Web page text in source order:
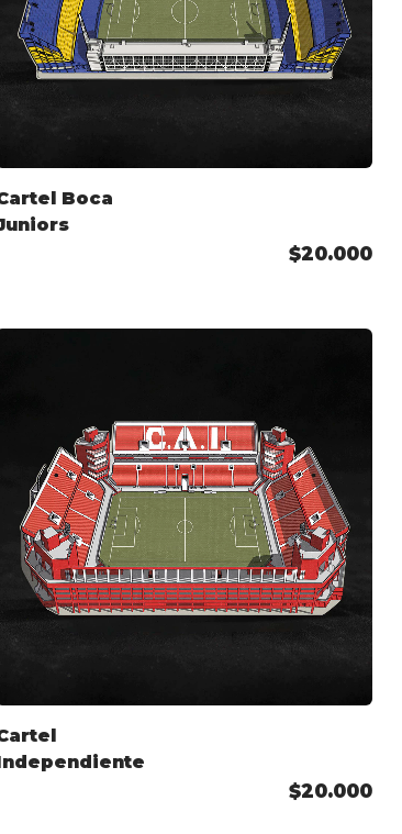
Boca
$20.000
$20.000